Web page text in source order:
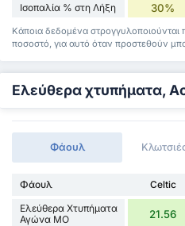
Ισοπαλία % στη Λήξη 30%
Κάποια δεδομένα στρογγυλοποιούνται
ποσοστό, για αυτό όταν προστεθούν
Ελεύθερα χτυπήματα,
Φάουλ
Φάουλ Celtic
Ελεύθερα Χτυπήματα
Αγώνα ΜΟ
21.56